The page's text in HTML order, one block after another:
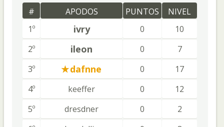
# APODOS PUNTOS
NIVEL
1º
ivry 0
10
2º
ileon 0
7
3º
dafnne 0
17
4º
keeffer 0
12
5º
dresdner 0
2